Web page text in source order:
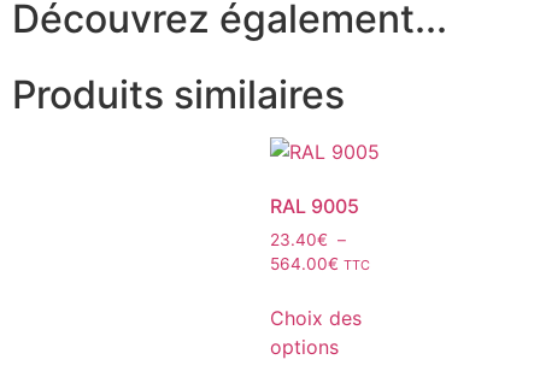
Découvrez également...
Produits similaires
RAL 9005
23.40€ –
564.00€ TTC
Choix des
options